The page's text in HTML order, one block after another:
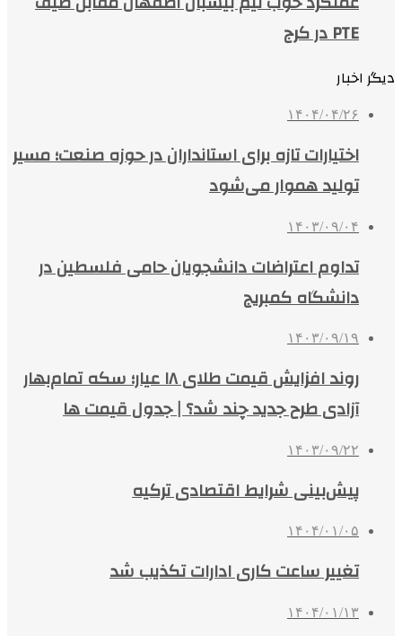
PTE در کرج
دیگر اخبار
۱۴۰۴/۰۴/۲۶
اختیارات تازه برای استانداران در حوزه صنعت؛ مسیر
تولید هموار می‌شود
۱۴۰۳/۰۹/۰۴
تداوم اعتراضات دانشجویان حامی فلسطین در
دانشگاه کمبریج
۱۴۰۳/۰۹/۱۹
روند افزایش قیمت طلای ۱۸ عیار؛ سکه تمام‌بهار
آزادی طرح جدید چند شد؟ | جدول قیمت ها
۱۴۰۳/۰۹/۲۲
پیش‌بینی شرایط اقتصادی ترکیه
۱۴۰۴/۰۱/۰۵
تغییر ساعت کاری ادارات تکذیب شد
۱۴۰۴/۰۱/۱۳